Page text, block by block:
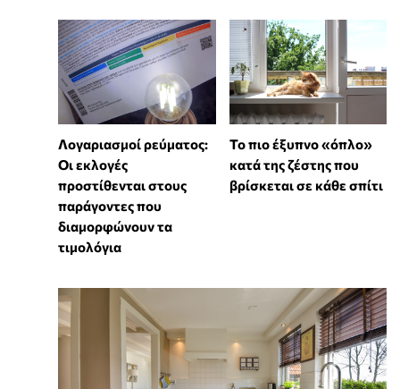
Λογαριασμοί ρεύματος:
Οι εκλογές
προστίθενται στους
παράγοντες που
διαμορφώνουν τα
τιμολόγια
To πιο έξυπνο «όπλο»
κατά της ζέστης που
βρίσκεται σε κάθε σπίτι